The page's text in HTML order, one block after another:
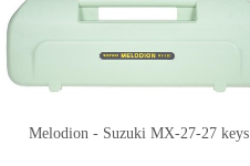
Melodion - Suzuki MX-27-27 keys